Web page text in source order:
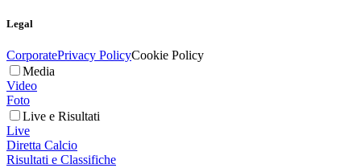
Legal
CorporatePrivacy PolicyCookie Policy
Media
Video
Foto
Live e Risultati
Live
Diretta Calcio
Risultati e Classifiche